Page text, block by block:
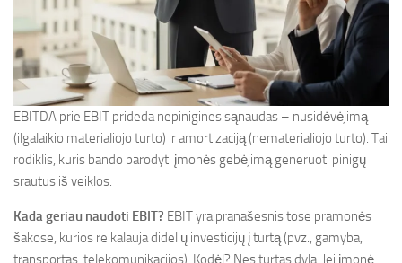
EBITDA prie EBIT prideda nepinigines sąnaudas – nusidėvėjimą
(ilgalaikio materialiojo turto) ir amortizaciją (nematerialiojo turto). Tai
rodiklis, kuris bando parodyti įmonės gebėjimą generuoti pinigų
srautus iš veiklos.
Kada geriau naudoti EBIT? EBIT yra pranašesnis tose pramonės
šakose, kurios reikalauja didelių investicijų į turtą (pvz., gamyba,
transportas, telekomunikacijos). Kodėl? Nes turtas dyla. Jei įmonė